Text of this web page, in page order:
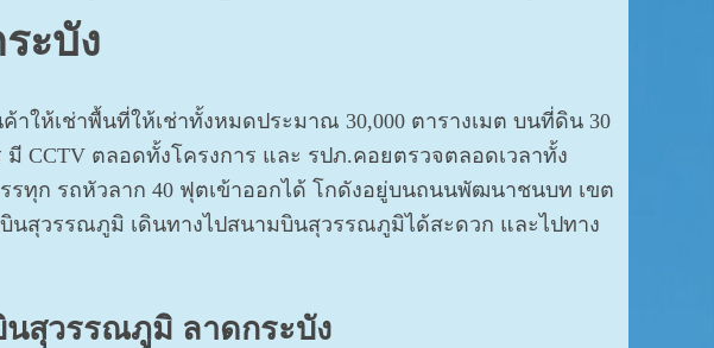
ะบัง
าให้เช่าพื้นที่ให้เช่าทั้งหมดประมาณ 30,000 ตารางเมต บนที่ดิน 30
มี CCTV ตลอดทั้งโครงการ และ รปภ.คอยตรวจตลอดเวลาทั้ง
รทุก รถหัวลาก 40 ฟุตเข้าออกได้ โกดังอยู่บนถนนพัฒนาชนบท เขต
นสุวรรณภูมิ เดินทางไปสนามบินสุวรรณภูมิได้สะดวก และไปทาง
นสุวรรณภูมิ ลาดกระบัง